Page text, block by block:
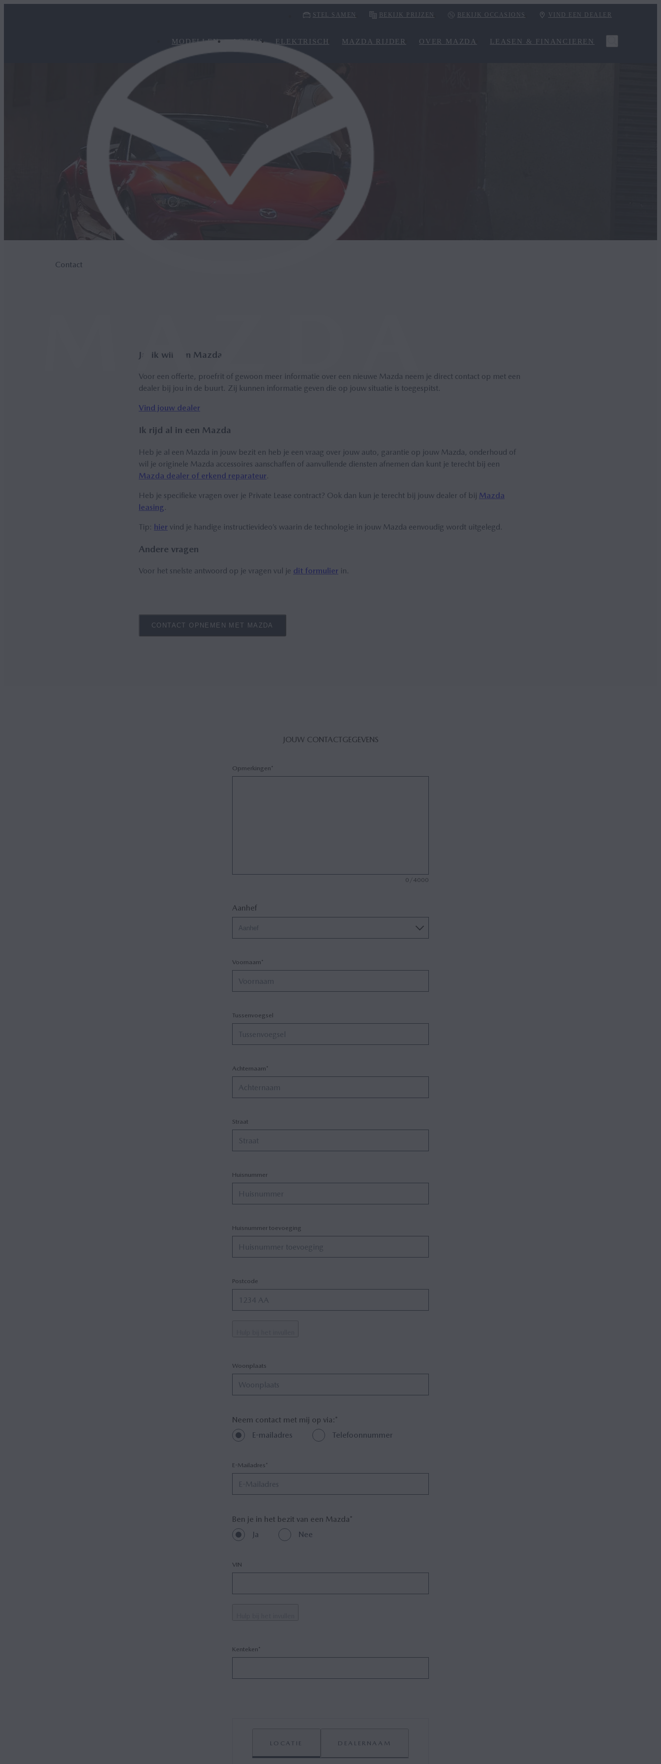
STEL SAMEN BEKIJK PRIJZEN BEKIJK OCCASIONS VIND EEN DEALER
MODELLEN ACTIES ELEKTRISCH MAZDA RIJDER OVER MAZDA LEASEN & FINANCIEREN
Contact
Ja, ik wil een Mazda!
Voor een offerte, proefrit of gewoon meer informatie over een nieuwe Mazda neem je direct contact op met een
dealer bij jou in de buurt. Zij kunnen informatie geven die op jouw situatie is toegespitst.
Vind jouw dealer
Ik rijd al in een Mazda
Heb je al een Mazda in jouw bezit en heb je een vraag over jouw auto, garantie op jouw Mazda, onderhoud of
wil je originele Mazda accessoires aanschaffen of aanvullende diensten afnemen dan kunt je terecht bij een
Mazda dealer of erkend reparateur.
Heb je specifieke vragen over je Private Lease contract? Ook dan kun je terecht bij jouw dealer of bij Mazda
leasing .
Tip: hier vind je handige instructievideo’s waarin de technologie in jouw Mazda eenvoudig wordt uitgelegd.
Andere vragen
Voor het snelste antwoord op je vragen vul je dit formulier in.
CONTACT OPNEMEN MET MAZDA
JOUW CONTACTGEGEVENS
Opmerkingen*
0 / 4000
Aanhef
Aanhef
Voornaam*
Tussenvoegsel
Achternaam*
Straat
Huisnummer
Huisnummer toevoeging
Postcode
Woonplaats
Neem contact met mij op via:*
E-mailadres
Telefoonnummer
E-Mailadres*
Ben je in het bezit van een Mazda*
Ja
Nee
VIN
Kenteken*
LOCATIE DEALERNAAM